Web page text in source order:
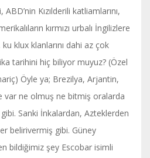
Kızılderili katliamlarını,
kırmızı urbalı İngilizlere
ku klux klanlarını dahi az çok
tarihini hiç biliyor muyuz? (Özel
Öyle ya; Brezilya, Arjantin,
var ne olmuş ne bitmiş oralarda
Sanki İnkalardan, Azteklerden
belirivermiş gibi. Güney
bildiğimiz şey Escobar isimli